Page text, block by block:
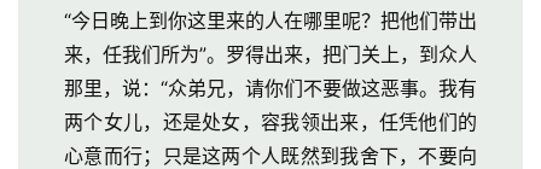
“今日晚上到你这里来的人在哪里呢？把他们带出
来，任我们所为”。罗得出来，把门关上，到众人
那里，说：“众弟兄，请你们不要做这恶事。我有
两个女儿，还是处女，容我领出来，任凭他们的
心意而行；只是这两个人既然到我舍下，不要向